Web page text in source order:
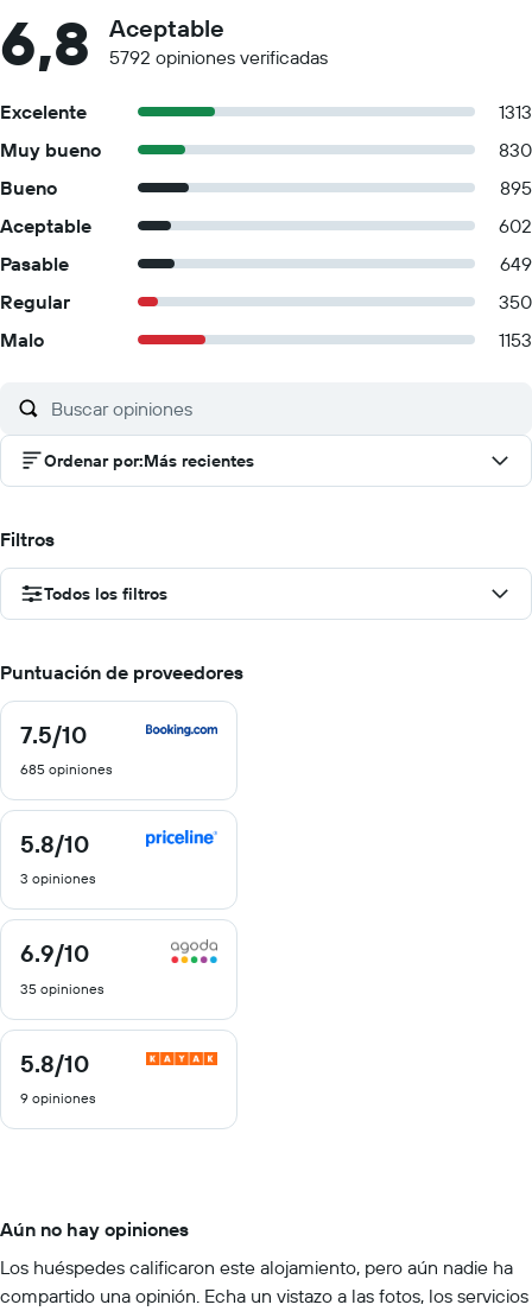
6,8 Aceptable
5792 opiniones verificadas
Excelente
1313
Muy bueno
830
Bueno
895
Aceptable
602
Pasable
649
Regular
350
Malo
1153
Ordenar por:Más recientes
Filtros
Todos los filtros
Puntuación de proveedores
7.5/10
7.5
10
685 opiniones
5.8/10
5.8
10
3 opiniones
6.9/10
6.9
10
35 opiniones
5.8/10
5.8
10
9 opiniones
Aún no hay opiniones
Los huéspedes calificaron este alojamiento, pero aún nadie ha
compartido una opinión. Echa un vistazo a las fotos, los servicios